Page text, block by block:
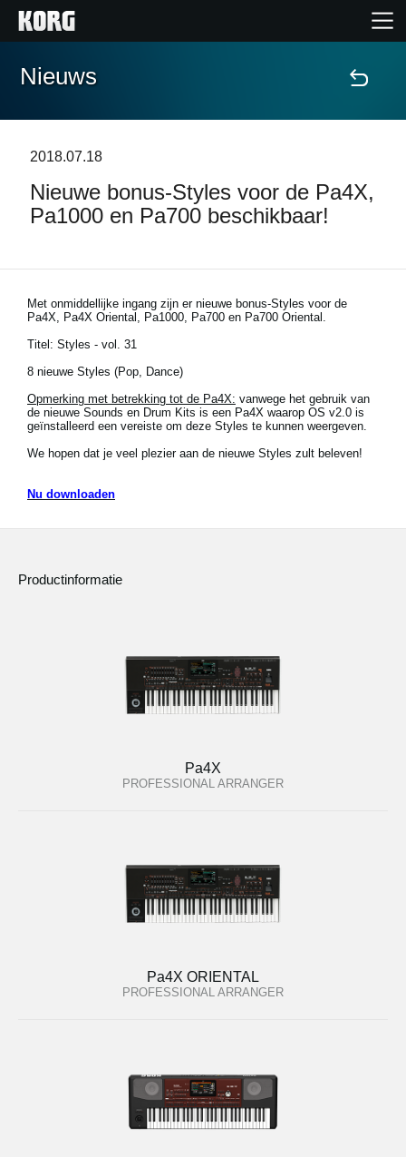
Home
Features
Ondersteuning
locatie
Social Media
Over KORG
Nieuws
2018.07.18
Nieuwe bonus-Styles voor de Pa4X,
Pa1000 en Pa700 beschikbaar!
Met onmiddellijke ingang zijn er nieuwe bonus-Styles voor de
Pa4X, Pa4X Oriental, Pa1000, Pa700 en Pa700 Oriental.
Titel: Styles - vol. 31
8 nieuwe Styles (Pop, Dance)
Opmerking met betrekking tot de Pa4X: vanwege het gebruik van
de nieuwe Sounds en Drum Kits is een Pa4X waarop OS v2.0 is
geïnstalleerd een vereiste om deze Styles te kunnen weergeven.
We hopen dat je veel plezier aan de nieuwe Styles zult beleven!
Nu downloaden
Productinformatie
Pa4X
PROFESSIONAL ARRANGER
Pa4X ORIENTAL
PROFESSIONAL ARRANGER